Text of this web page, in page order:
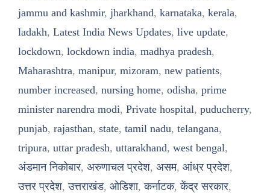
jammu and kashmir, jharkhand, karnataka, kerala,
ladakh, Latest India News Updates, live update,
lockdown, lockdown india, madhya pradesh,
Maharashtra, manipur, mizoram, new patients,
number increased, nursing home, odisha, prime
minister narendra modi, Private hospital, puducherry,
punjab, rajasthan, state, tamil nadu, telangana,
tripura, uttar pradesh, uttarakhand, west bengal,
अंडमान निकोबार, अरुणाचल प्रदेश, असम, आंध्र प्रदेश,
उत्तर प्रदेश,उत्तराखंड, ओडिशा,कर्नाटक,केंद्र सरकार,